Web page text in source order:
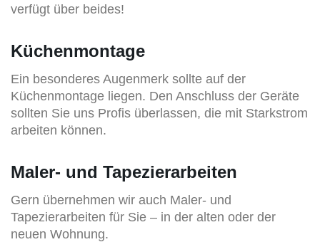
verfügt über beides!
Küchenmontage
Ein besonderes Augenmerk sollte auf der
Küchenmontage liegen. Den Anschluss der Geräte
sollten Sie uns Profis überlassen, die mit Starkstrom
arbeiten können.
Maler- und Tapezierarbeiten
Gern übernehmen wir auch Maler- und
Tapezierarbeiten für Sie – in der alten oder der
neuen Wohnung.